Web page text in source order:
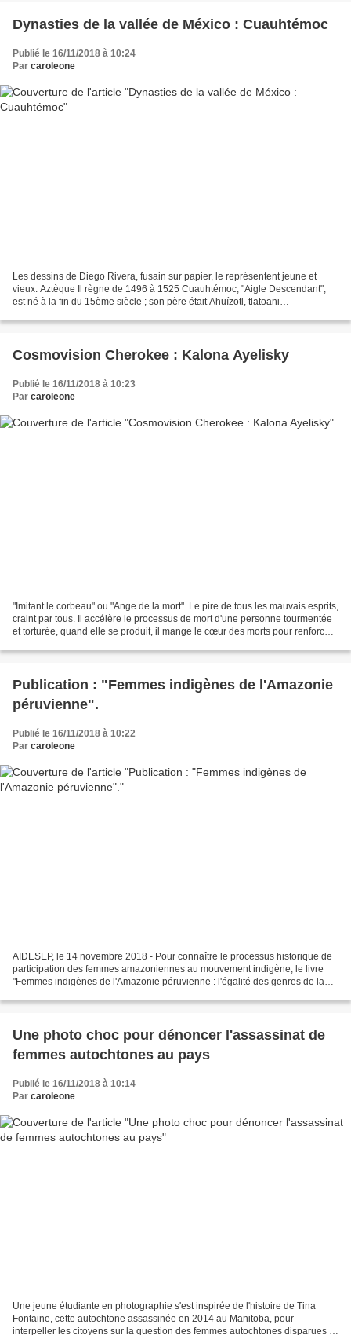
Dynasties de la vallée de México : Cuauhtémoc
Publié le 16/11/2018 à 10:24
Par caroleone
Les dessins de Diego Rivera, fusain sur papier, le représentent jeune et
vieux. Aztèque Il règne de 1496 à 1525 Cuauhtémoc, "Aigle Descendant",
est né à la fin du 15ème siècle ; son père était Ahuízotl, tlatoani
Cosmovision Cherokee : Kalona Ayelisky
Publié le 16/11/2018 à 10:23
Par caroleone
"Imitant le corbeau" ou "Ange de la mort". Le pire de tous les mauvais esprits,
craint par tous. Il accélère le processus de mort d'une personne tourmentée
et torturée, quand elle se produit, il mange le cœur des morts pour renforcer
Publication : "Femmes indigènes de l'Amazonie
péruvienne".
Publié le 16/11/2018 à 10:22
Par caroleone
AIDESEP, le 14 novembre 2018 - Pour connaître le processus historique de
participation des femmes amazoniennes au mouvement indigène, le livre
"Femmes indigènes de l'Amazonie péruvienne : l'égalité des genres de la
Une photo choc pour dénoncer l'assassinat de
femmes autochtones au pays
Publié le 16/11/2018 à 10:14
Par caroleone
Une jeune étudiante en photographie s'est inspirée de l'histoire de Tina
Fontaine, cette autochtone assassinée en 2014 au Manitoba, pour
interpeller les citoyens sur la question des femmes autochtones disparues et